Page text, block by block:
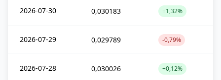
2026-07-30 0,030183 +1,32%
2026-07-29 0,029789 -0,79%
2026-07-28 0,030026 +0,12%